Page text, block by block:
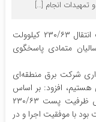
تمهیدات انجام […]
با به مدار آمدن ترانس ۱۲۵ مگاولت‌آمپری پست انتقال ۲۳۰/۶۳ کیلوولت
متمادی پاسخگوی
شرکت برق منطقه‌ای
هستیم، افزود: بر اساس
برنامه‌ریزی و تمهیدات انجام شده، پروژه افزایش ظرفیت پست ۲۳۰/۶۳
با موفقیت اجرا و در